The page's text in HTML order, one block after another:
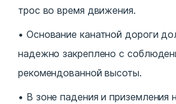
трос во время движения.
Основание канатной дороги
надежно закреплено с
рекомендованной высоты.
В зоне падения и приземления